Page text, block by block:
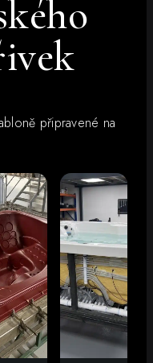
připravené na